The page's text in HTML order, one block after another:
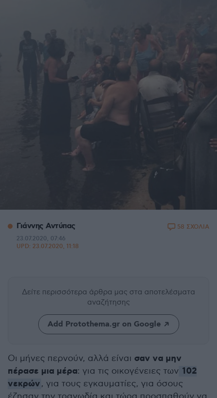
Γιάννης Αντύπας
23.07.2020, 07:46
UPD: 23.07.2020, 11:18
58 ΣΧΟΛΙΑ
Δείτε περισσότερα άρθρα μας στα αποτελέσματα
αναζήτησης
Add Protothema.gr on Google
Οι μήνες περνούν, αλλά είναι σαν να μην
πέρασε μια μέρα: για τις οικογένειες των 102
νεκρών, για τους εγκαυματίες, για όσους